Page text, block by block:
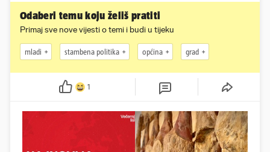
Odaberi temu koju želiš pratiti
Primaj sve nove vijesti o temi i budi u tijeku
mladi stambena politika općina grad
1